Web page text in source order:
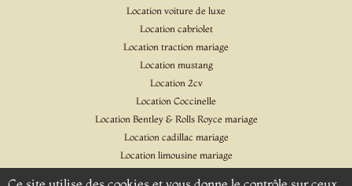
Location voiture de luxe
Location cabriolet
Location traction mariage
Location mustang
Location 2cv
Location Coccinelle
Location Bentley & Rolls Royce mariage
Location cadillac mariage
Location limousine mariage